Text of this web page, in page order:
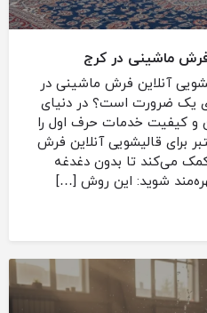
ماشینی در کرج
آنلاین فرش ماشینی در
یک ضرورت است؟ در دنیای
و کیفیت خدمات حرف اول را
برای قالیشویی آنلاین فرش
می‌کند تا بدون دغدغه
شوید: این روش […]